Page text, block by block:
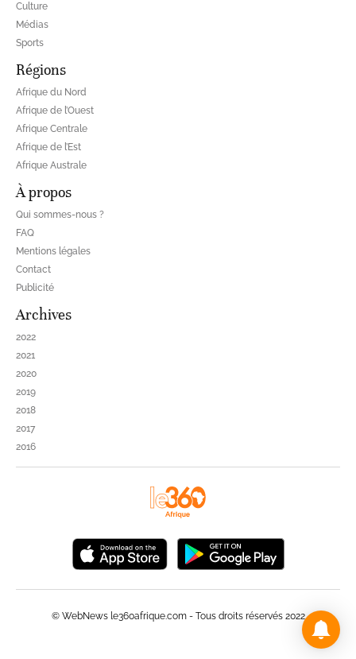
Culture
Médias
Sports
Régions
Afrique du Nord
Afrique de l’Ouest
Afrique Centrale
Afrique de l’Est
Afrique Australe
À propos
Qui sommes-nous ?
FAQ
Mentions légales
Contact
Publicité
Archives
2022
2021
2020
2019
2018
2017
2016
© WebNews le360afrique.com - Tous droits réservés 2022